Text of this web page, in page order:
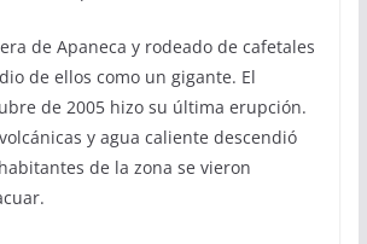
de Apaneca y rodeado de cafetales
de ellos como un gigante. El
de 2005 hizo su última erupción.
y agua caliente descendió
de la zona se vieron